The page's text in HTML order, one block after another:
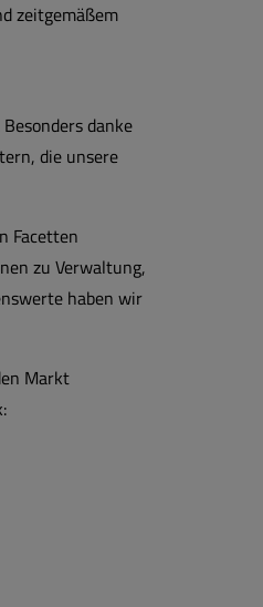
zeitgemäßem
danke
die unsere
Facetten
zu Verwaltung,
haben wir
Markt